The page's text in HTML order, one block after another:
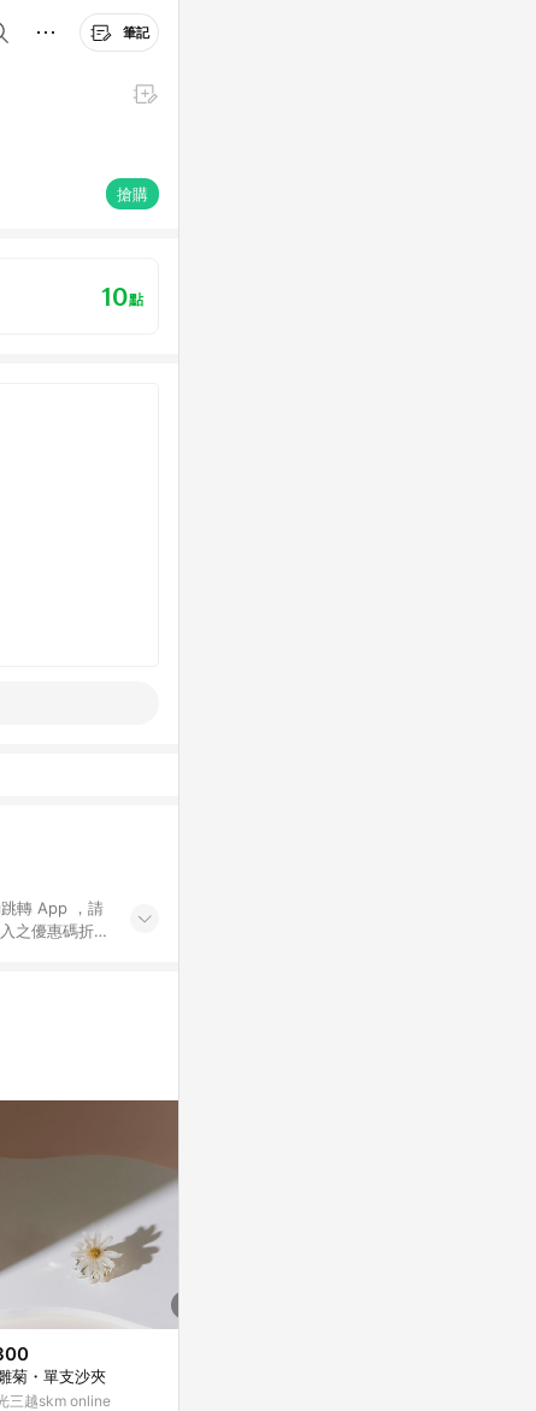
筆記
搶購
10點
轉 App ，請
之優惠碼折
出貨後 45 天
成訂單，不
菊・單支沙夾
三越skm online